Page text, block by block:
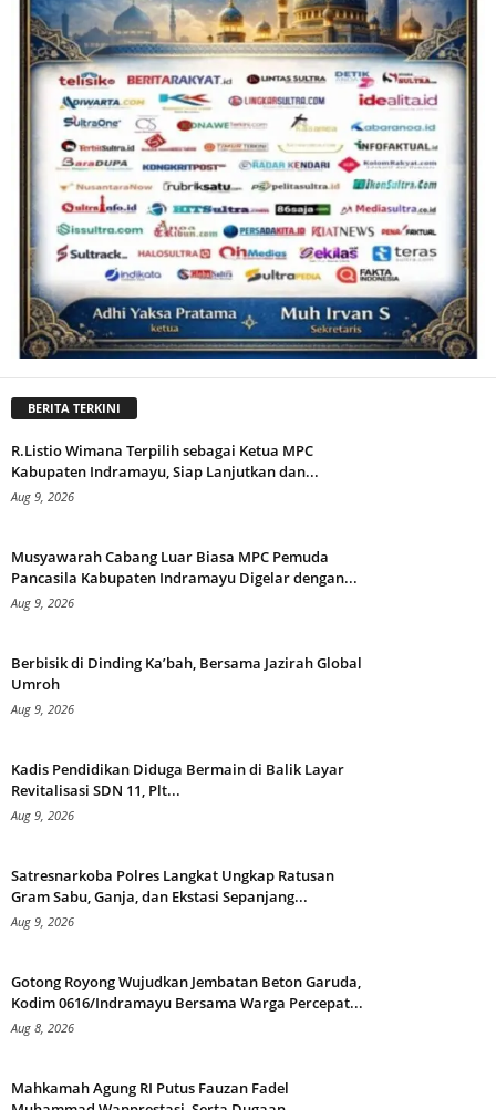
BERITA TERKINI
R.Listio Wimana Terpilih sebagai Ketua MPC
Kabupaten Indramayu, Siap Lanjutkan dan...
Aug 9, 2026
Musyawarah Cabang Luar Biasa MPC Pemuda
Pancasila Kabupaten Indramayu Digelar dengan...
Aug 9, 2026
Berbisik di Dinding Ka’bah, Bersama Jazirah Global
Umroh
Aug 9, 2026
Kadis Pendidikan Diduga Bermain di Balik Layar
Revitalisasi SDN 11, Plt...
Aug 9, 2026
Satresnarkoba Polres Langkat Ungkap Ratusan
Gram Sabu, Ganja, dan Ekstasi Sepanjang...
Aug 9, 2026
Gotong Royong Wujudkan Jembatan Beton Garuda,
Kodim 0616/Indramayu Bersama Warga Percepat...
Aug 8, 2026
Mahkamah Agung RI Putus Fauzan Fadel